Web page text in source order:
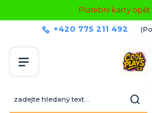
Platební karty opět
+420 775 211 492